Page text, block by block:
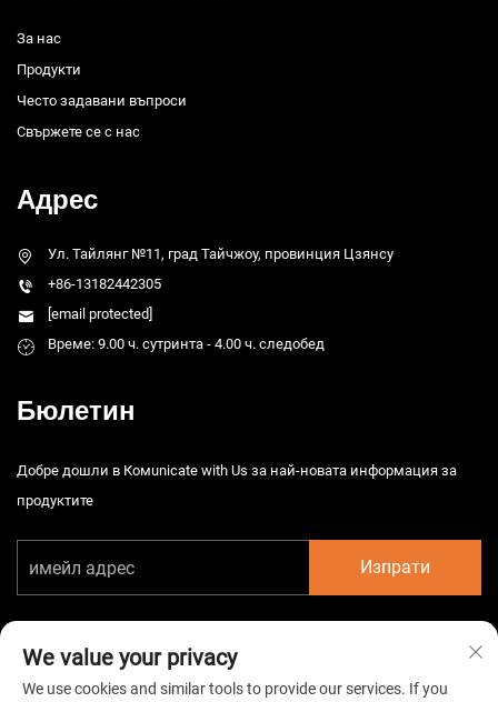
За нас
Продукти
Често задавани въпроси
Свържете се с нас
Адрес
Ул. Тайлянг №11, град Тайчжоу, провинция Цзянсу
+86-13182442305
[email protected]
Време: 9.00 ч. сутринта - 4.00 ч. следобед
Бюлетин
Добре дошли в Комunicate with Us за най-новата информация за
продуктите
Изпрати
We value your privacy
We use cookies and similar tools to provide our services. If you